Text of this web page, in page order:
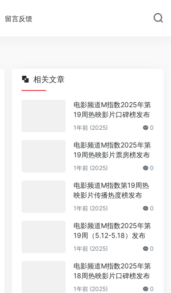
留言反馈
相关文章
电影频道M指数2025年第
19周热映影片口碑榜发布
1年前 (2025) 0
电影频道M指数2025年第
19周热映影片票房榜发布
1年前 (2025) 0
电影频道M指数第19周热
映影片传播热度榜发布
1年前 (2025) 0
电影频道M指数2025年第
19周（5.12-5.18）发布
1年前 (2025) 0
电影频道M指数2025年第
18周热映影片口碑榜发布
1年前 (2025) 0